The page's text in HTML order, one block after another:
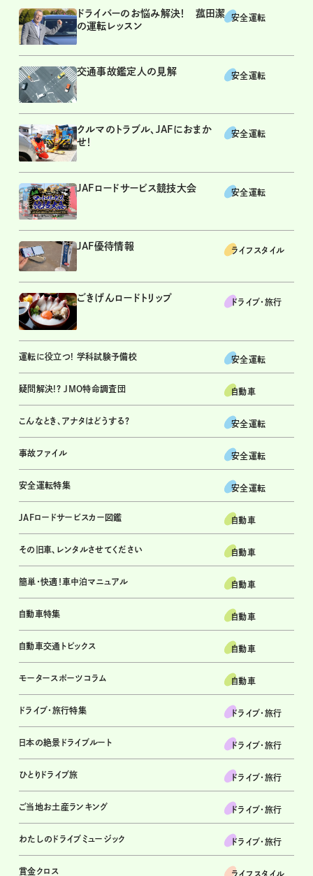
ドライバーのお悩み解決！ 菰田潔
の運転レッスン
安全運転
交通事故鑑定人の見解 安全運転
クルマのトラブル、JAFにおまか
せ！
安全運転
JAFロードサービス競技大会 安全運転
JAF優待情報 ライフスタイル
ごきげんロードトリップ ドライブ･旅行
運転に役立つ! 学科試験予備校 安全運転
疑問解決!? JMO特命調査団 自動車
こんなとき、アナタはどうする？ 安全運転
事故ファイル 安全運転
安全運転特集 安全運転
JAFロードサービスカー図鑑 自動車
その旧車、レンタルさせてください 自動車
簡単・快適！車中泊マニュアル 自動車
自動車特集 自動車
自動車交通トピックス 自動車
モータースポーツコラム 自動車
ドライブ・旅行特集 ドライブ･旅行
日本の絶景ドライブルート ドライブ･旅行
ひとりドライブ旅 ドライブ･旅行
ご当地お土産ランキング ドライブ･旅行
わたしのドライブミュージック ドライブ･旅行
賞金クロス ライフスタイル